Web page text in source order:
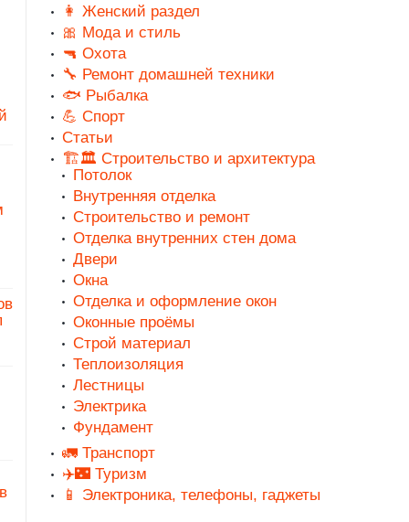
👩 Женский раздел
🎀 Мода и стиль
🔫 Охота
🔧 Ремонт домашней техники
🐟 Рыбалка
💪 Спорт
Статьи
🏗️🏛️ Строительство и архитектура
Потолок
Внутренняя отделка
Строительство и ремонт
Отделка внутренних стен дома
Двери
Окна
Отделка и оформление окон
Оконные проёмы
Строй материал
Теплоизоляция
Лестницы
Электрика
Фундамент
🚛 Транспорт
✈️🌃 Туризм
📱 Электроника, телефоны, гаджеты